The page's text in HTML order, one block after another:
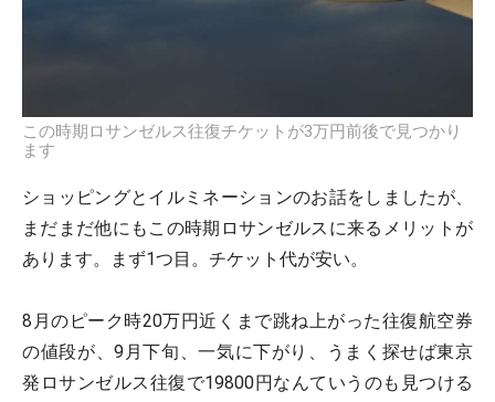
この時期ロサンゼルス往復チケットが3万円前後で見つかり
ます
ショッピングとイルミネーションのお話をしましたが、
まだまだ他にもこの時期ロサンゼルスに来るメリットが
あります。まず1つ目。チケット代が安い。
8月のピーク時20万円近くまで跳ね上がった往復航空券
の値段が、9月下旬、一気に下がり、うまく探せば東京
発ロサンゼルス往復で19800円なんていうのも見つける